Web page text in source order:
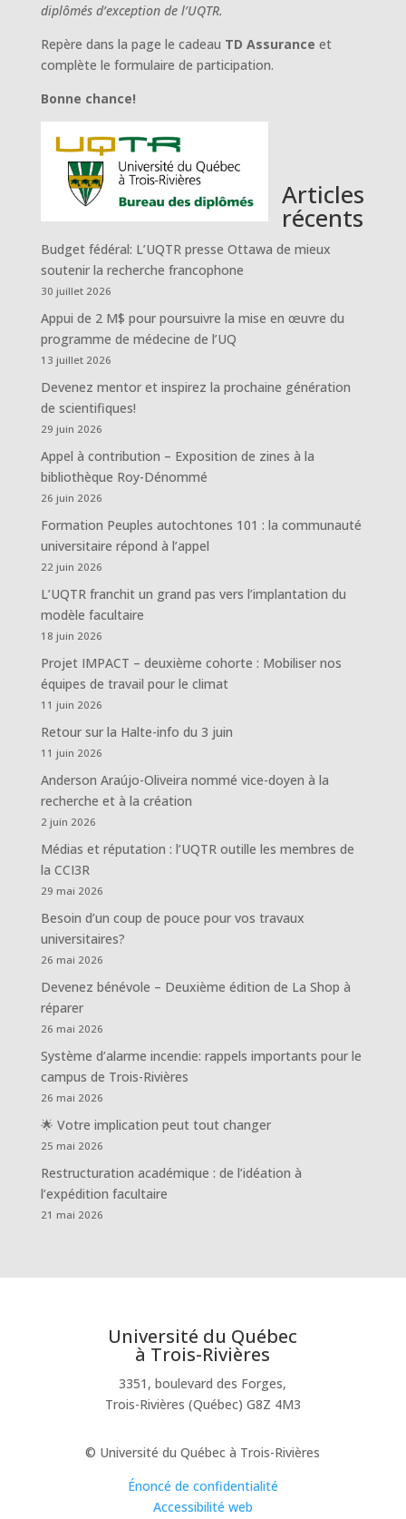
diplômés d’exception de l’UQTR.
Repère dans la page le cadeau TD Assurance et
complète le formulaire de participation.
Bonne chance!
Articles
récents
Budget fédéral: L’UQTR presse Ottawa de mieux
soutenir la recherche francophone
30 juillet 2026
Appui de 2 M$ pour poursuivre la mise en œuvre du
programme de médecine de l’UQ
13 juillet 2026
Devenez mentor et inspirez la prochaine génération
de scientifiques!
29 juin 2026
Appel à contribution – Exposition de zines à la
bibliothèque Roy-Dénommé
26 juin 2026
Formation Peuples autochtones 101 : la communauté
universitaire répond à l’appel
22 juin 2026
L’UQTR franchit un grand pas vers l’implantation du
modèle facultaire
18 juin 2026
Projet IMPACT – deuxième cohorte : Mobiliser nos
équipes de travail pour le climat
11 juin 2026
Retour sur la Halte-info du 3 juin
11 juin 2026
Anderson Araújo-Oliveira nommé vice-doyen à la
recherche et à la création
2 juin 2026
Médias et réputation : l’UQTR outille les membres de
la CCI3R
29 mai 2026
Besoin d’un coup de pouce pour vos travaux
universitaires?
26 mai 2026
Devenez bénévole – Deuxième édition de La Shop à
réparer
26 mai 2026
Système d’alarme incendie: rappels importants pour le
campus de Trois-Rivières
26 mai 2026
🌟 Votre implication peut tout changer
25 mai 2026
Restructuration académique : de l’idéation à
l’expédition facultaire
21 mai 2026
Université du Québec
à Trois-Rivières
3351, boulevard des Forges,
Trois-Rivières (Québec) G8Z 4M3
© Université du Québec à Trois-Rivières
Énoncé de confidentialité
Accessibilité web